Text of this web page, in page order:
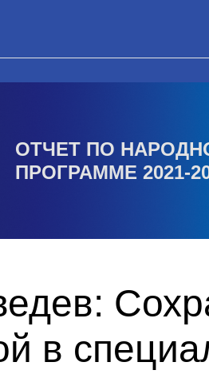
ОТЧЕТ ПО
ПРОГРАММЕ 2021-
в